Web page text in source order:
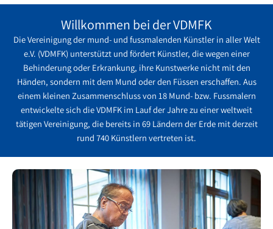
Willkommen bei der VDMFK
Die Vereinigung der mund- und fussmalenden Künstler in aller Welt
e.V. (VDMFK) unterstützt und fördert Künstler, die wegen einer
Behinderung oder Erkrankung, ihre Kunstwerke nicht mit den
Händen, sondern mit dem Mund oder den Füssen erschaffen. Aus
einem kleinen Zusammenschluss von 18 Mund- bzw. Fussmalern
entwickelte sich die VDMFK im Lauf der Jahre zu einer weltweit
tätigen Vereinigung, die bereits in 69 Ländern der Erde mit derzeit
rund 740 Künstlern vertreten ist.